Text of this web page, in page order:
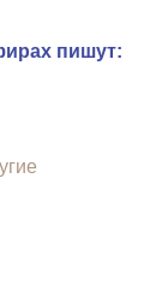
пишут: